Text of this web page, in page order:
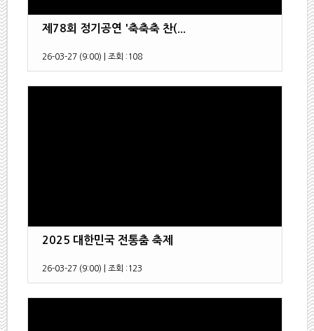
제78회 정기공연 '축축축 찬(...
26-03-27 (9:00) 조회 : 108
2025 대한민국 전통춤 축제
26-03-27 (9:00) 조회 : 123